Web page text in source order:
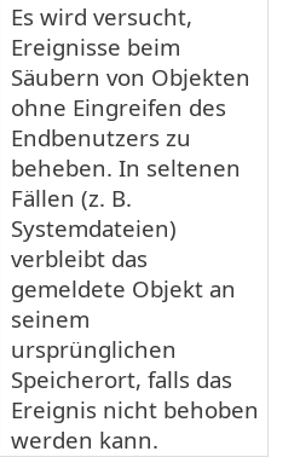
Es wird versucht,
Ereignisse beim
Säubern von Objekten
ohne Eingreifen des
Endbenutzers zu
beheben. In seltenen
Fällen (z. B.
Systemdateien)
verbleibt das
gemeldete Objekt an
seinem
ursprünglichen
Speicherort, falls das
Ereignis nicht behoben
werden kann.